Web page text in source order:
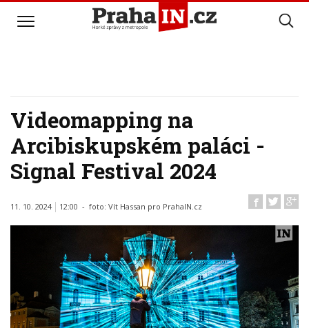
Videomapping na
Arcibiskupském paláci -
Signal Festival 2024
11. 10. 2024 12:00 - foto: Vít Hassan pro PrahaIN.cz